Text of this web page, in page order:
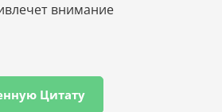
внимание
Цитату